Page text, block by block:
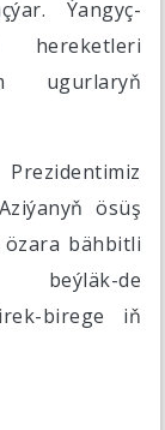
Ýangyç-
hereketleri
ugurlaryň
ösüş
özara bähbitli
de
birege iň